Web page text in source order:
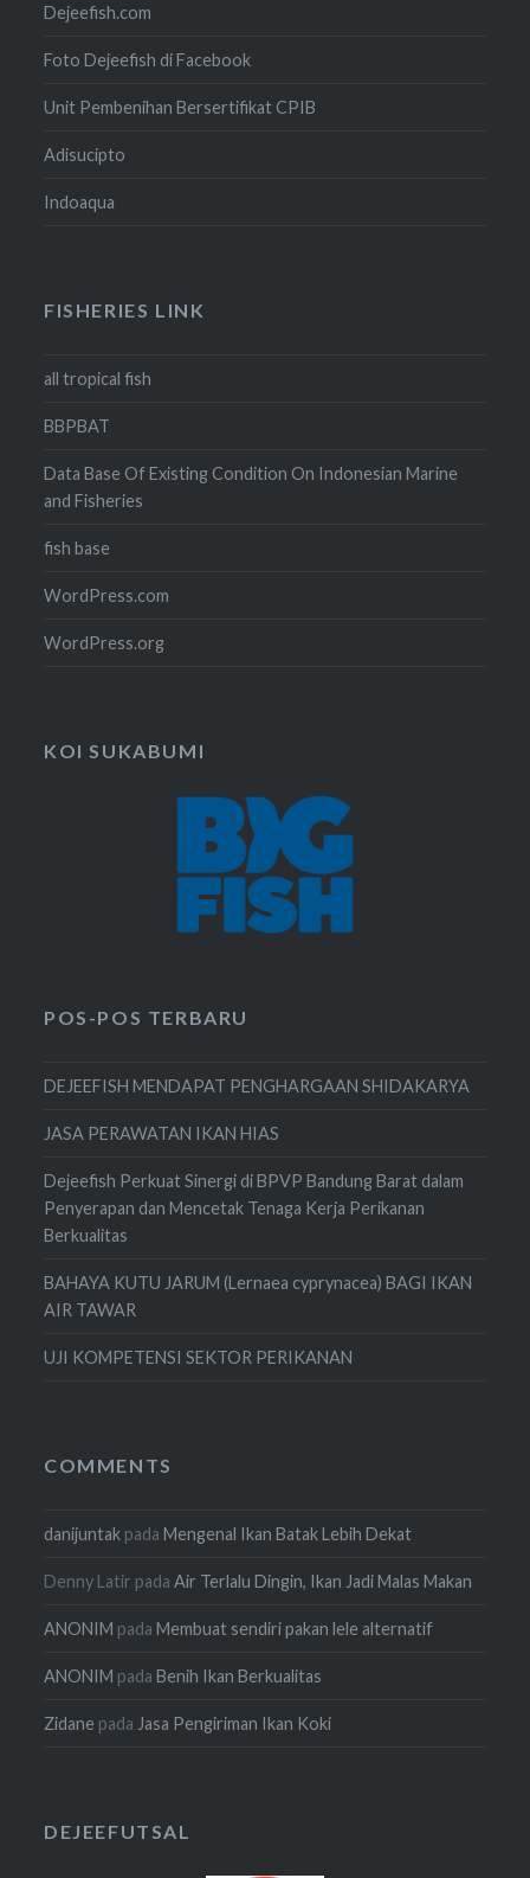
Dejeefish.com
Foto Dejeefish di Facebook
Unit Pembenihan Bersertifikat CPIB
Adisucipto
Indoaqua
FISHERIES LINK
all tropical fish
BBPBAT
Data Base Of Existing Condition On Indonesian Marine
and Fisheries
fish base
WordPress.com
WordPress.org
KOI SUKABUMI
POS-POS TERBARU
DEJEEFISH MENDAPAT PENGHARGAAN SHIDAKARYA
JASA PERAWATAN IKAN HIAS
Dejeefish Perkuat Sinergi di BPVP Bandung Barat dalam
Penyerapan dan Mencetak Tenaga Kerja Perikanan
Berkualitas
BAHAYA KUTU JARUM (Lernaea cyprynacea) BAGI IKAN
AIR TAWAR
UJI KOMPETENSI SEKTOR PERIKANAN
COMMENTS
danijuntak padaMengenal Ikan Batak Lebih Dekat
Denny Latir padaAir Terlalu Dingin, Ikan Jadi Malas Makan
ANONIM padaMembuat sendiri pakan lele alternatif
ANONIM padaBenih Ikan Berkualitas
Zidane pada Jasa Pengiriman Ikan Koki
DEJEEFUTSAL